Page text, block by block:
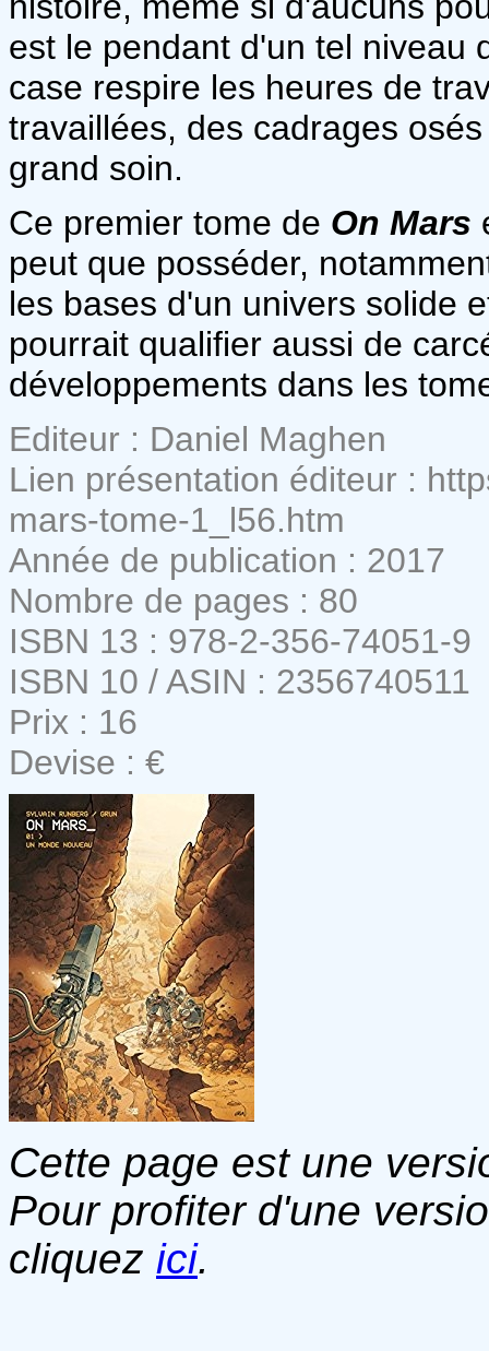
est le pendant d'un tel niveau
case respire les heures de
travaillées, des cadrages
grand soin.
Ce premier tome de On Mars
peut que posséder,
les bases d'un univers solide
pourrait qualifier aussi de
développements dans les
Editeur : Daniel Maghen
Lien présentation éditeur :
mars-tome-1_l56.htm
Année de publication : 2017
Nombre de pages : 80
ISBN 13 : 978-2-356-74051-9
ISBN 10 / ASIN : 2356740511
Prix : 16
Devise : €
Cette page est une
Pour profiter d'une
cliquez ici.